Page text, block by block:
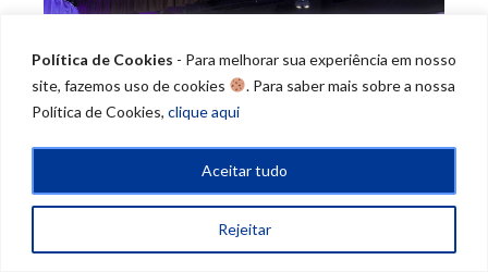
Política de Cookies - Para melhorar sua experiência em nosso
site, fazemos uso de cookies
. Para saber mais sobre a nossa
Política de Cookies, clique aqui
Rejeitar
Aceitar tudo